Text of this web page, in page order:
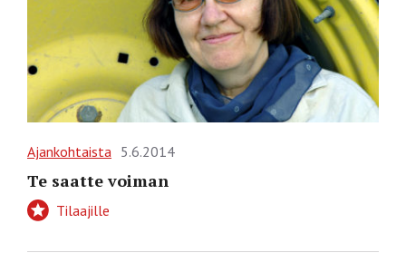
Ajankohtaista 5.6.2014
Te saatte voiman
Tilaajille